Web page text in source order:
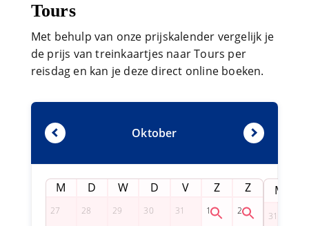
Tours
Met behulp van onze prijskalender vergelijk je
de prijs van treinkaartjes naar Tours per
reisdag en kan je deze direct online boeken.
Oktober
M D W D V Z Z M